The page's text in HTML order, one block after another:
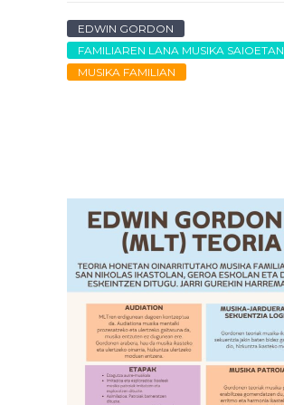
EDWIN GORDON
FAMILIAREN LANA MUSIKA SAIOETAN
MUSIKA FAMILIAN